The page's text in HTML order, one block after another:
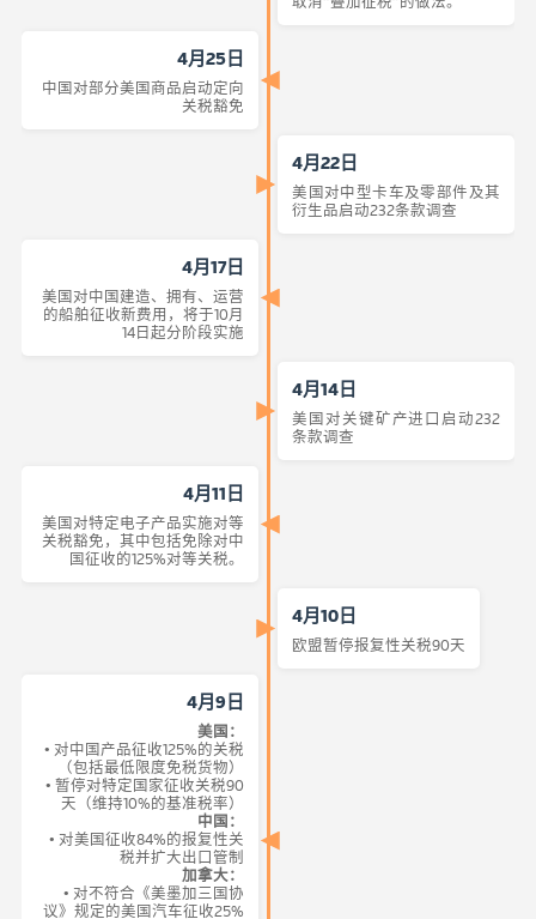
4月25日
中国对部分美国商品启动定向
关税豁免
4月22日
美国对中型卡车及零部件及其
衍生品启动232条款调查
4月17日
美国对中国建造、拥有、运营
的船舶征收新费用，将于10月
14日起分阶段实施
4月14日
美国对关键矿产进口启动232
条款调查
4月11日
美国对特定电子产品实施对等
关税豁免，其中包括免除对中
国征收的125%对等关税。
4月10日
欧盟暂停报复性关税90天
4月9日
美国：
• 对中国产品征收125%的关税
（包括最低限度免税货物）
• 暂停对特定国家征收关税90
天（维持10%的基准税率）
中国：
• 对美国征收84%的报复性关
税并扩大出口管制
加拿大：
• 对不符合《美墨加三国协
议》规定的美国汽车征收25%